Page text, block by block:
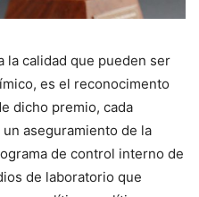
la calidad que pueden ser
es el reconocimento
dicho premio, cada
aseguramiento de la
de control interno de
de laboratorio que